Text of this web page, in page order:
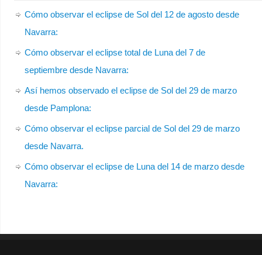
Cómo observar el eclipse de Sol del 12 de agosto desde
Navarra:
Cómo observar el eclipse total de Luna del 7 de
septiembre desde Navarra:
Así hemos observado el eclipse de Sol del 29 de marzo
desde Pamplona:
Cómo observar el eclipse parcial de Sol del 29 de marzo
desde Navarra.
Cómo observar el eclipse de Luna del 14 de marzo desde
Navarra: